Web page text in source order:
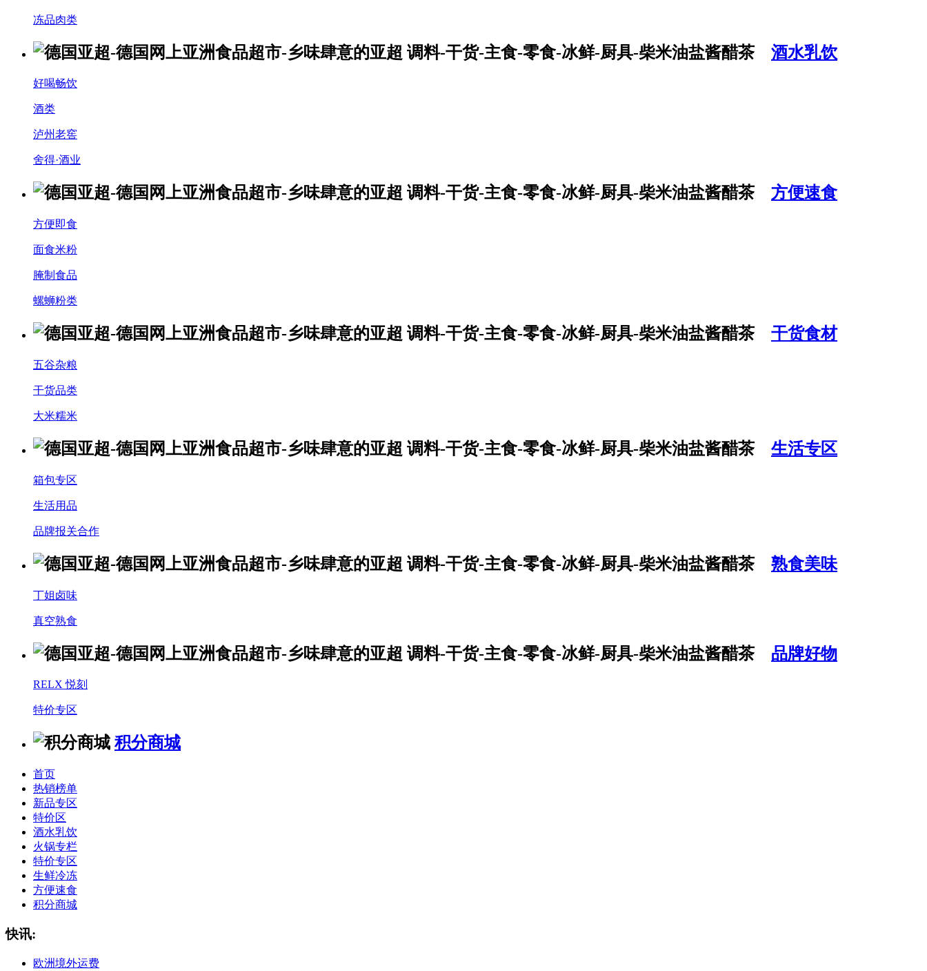
冻品肉类
酒水乳饮
好喝畅饮
酒类
泸州老窖
舍得·酒业
方便速食
方便即食
面食米粉
腌制食品
螺蛳粉类
干货食材
五谷杂粮
干货品类
大米糯米
生活专区
箱包专区
生活用品
品牌报关合作
熟食美味
丁姐卤味
真空熟食
品牌好物
RELX 悦刻
特价专区
积分商城
首页
热销榜单
新品专区
特价区
酒水乳饮
火锅专栏
特价专区
生鲜冷冻
方便速食
积分商城
快讯:
欧洲境外运费